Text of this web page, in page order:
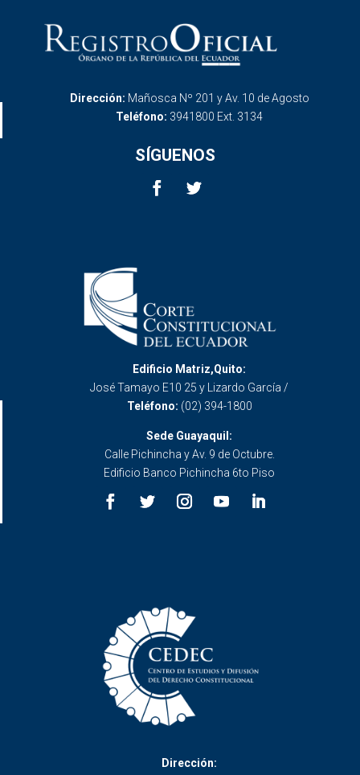
Dirección: Mañosca Nº 201 y Av. 10 de Agosto
Teléfono: 3941800 Ext. 3134
SÍGUENOS
Edificio Matriz,Quito:
José Tamayo E10 25 y Lizardo García /
Teléfono: (02) 394-1800
Sede Guayaquil:
Calle Pichincha y Av. 9 de Octubre.
Edificio Banco Pichincha 6to Piso
Dirección: